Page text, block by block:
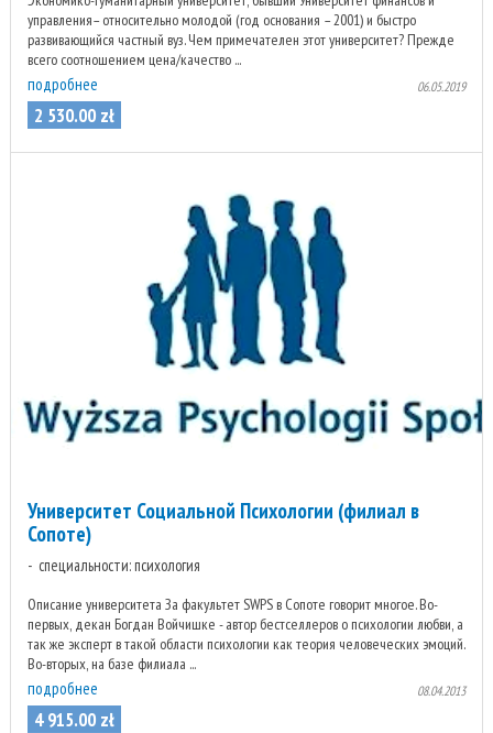
управления– относительно молодой (год основания – 2001) и быстро
развивающийся частный вуз. Чем примечателен этот университет? Прежде
всего соотношением цена/качество ...
подробнее 06.05.2019
2 530.00 zł
Университет Социальной Психологии (филиал в
Сопоте)
специальности: психология
Описание университета За факультет SWPS в Сопоте говорит многое. Во-
первых, декан Богдан Войчишке - автор бестселлеров о психологии любви, а
так же эксперт в такой области психологии как теория человеческих эмоций.
Во-вторых, на базе филиала ...
подробнее 08.04.2013
4 915.00 zł